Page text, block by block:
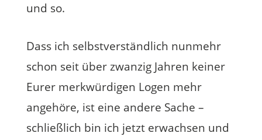
und so.
Dass ich selbstverständlich nunmehr
schon seit über zwanzig Jahren keiner
Eurer merkwürdigen Logen mehr
angehöre, ist eine andere Sache –
schließlich bin ich jetzt erwachsen und